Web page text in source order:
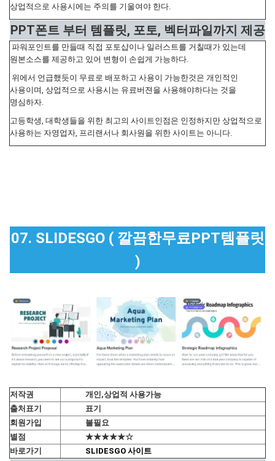
상업적으로 사용시에는 주의를 기울여야 한다.
PPT폰트 부터 템플릿, 포토, 벡터파일까지 제공
파워포인트를 만들때 직접 포토샵이나 일러스트를 거칠때가 있는데
원본소스를 제공하고 있어 변형이 손쉽게 가능하다.
위에서 언급했듯이 무료로 배포하고 사용이 가능한것은 개인적인
사용이며, 상업적으로 사용시는 유료버젼을 사용해야하다는 것을
명심하자.
고등학생, 대학생들을 위한 최고의 사이트인점은 인정하지만 상업적으로
사용하는 자영업자, 프리랜서나 회사원을 위한 사이트는 아니다.
07. SLIDESGO ( 깔끔한무료PPT템플릿
)
저작권
개인,상업적 사용가능
출처표기
표기
회원가입
불필요
별점
★★★★★☆
바로가기
SLIDESGO 사이트